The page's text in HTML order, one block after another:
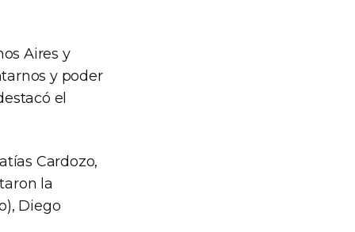
Aires y
y poder
el
Cardozo,
la
Diego